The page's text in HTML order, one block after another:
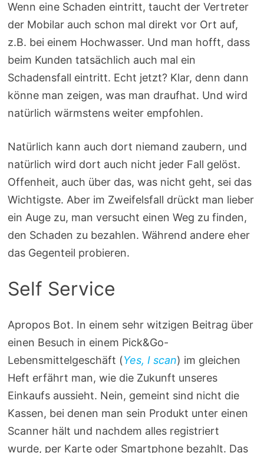
Wenn eine Schaden eintritt, taucht der Vertreter
der Mobilar auch schon mal direkt vor Ort auf,
z.B. bei einem Hochwasser. Und man hofft, dass
beim Kunden tatsächlich auch mal ein
Schadensfall eintritt. Echt jetzt? Klar, denn dann
könne man zeigen, was man draufhat. Und wird
natürlich wärmstens weiter empfohlen.
Natürlich kann auch dort niemand zaubern, und
natürlich wird dort auch nicht jeder Fall gelöst.
Offenheit, auch über das, was nicht geht, sei das
Wichtigste. Aber im Zweifelsfall drückt man lieber
ein Auge zu, man versucht einen Weg zu finden,
den Schaden zu bezahlen. Während andere eher
das Gegenteil probieren.
Self Service
Apropos Bot. In einem sehr witzigen Beitrag über
einen Besuch in einem Pick&Go-
Lebensmittelgeschäft (Yes, I scan) im gleichen
Heft erfährt man, wie die Zukunft unseres
Einkaufs aussieht. Nein, gemeint sind nicht die
Kassen, bei denen man sein Produkt unter einen
Scanner hält und nachdem alles registriert
wurde, per Karte oder Smartphone bezahlt. Das